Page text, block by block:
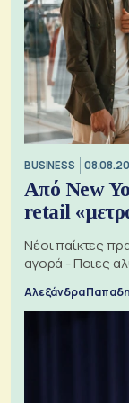
BUSINESS
Από New
retail
Νέοι παίκτες
αγορά - Ποιες
Αλεξάνδρα